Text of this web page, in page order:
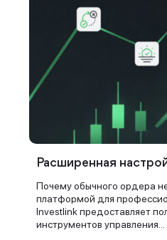
Расширенная
Почему обычного ордера
платформой для
Investlink предоставляет
инструментов управления...